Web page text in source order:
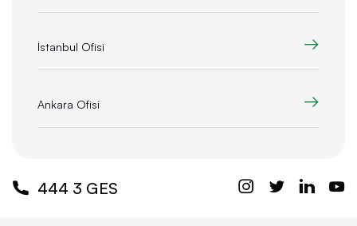
444 3 GES
İstanbul Ofisi
Ankara Ofisi